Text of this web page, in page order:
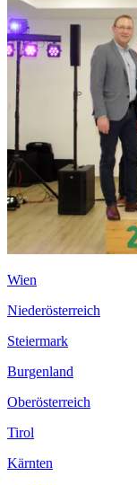
Wien
Niederösterreich
Steiermark
Burgenland
Oberösterreich
Tirol
Kärnten